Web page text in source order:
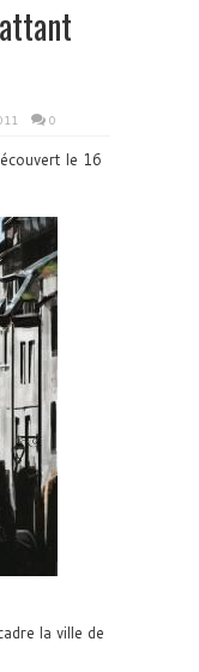
0
le 16
la ville de